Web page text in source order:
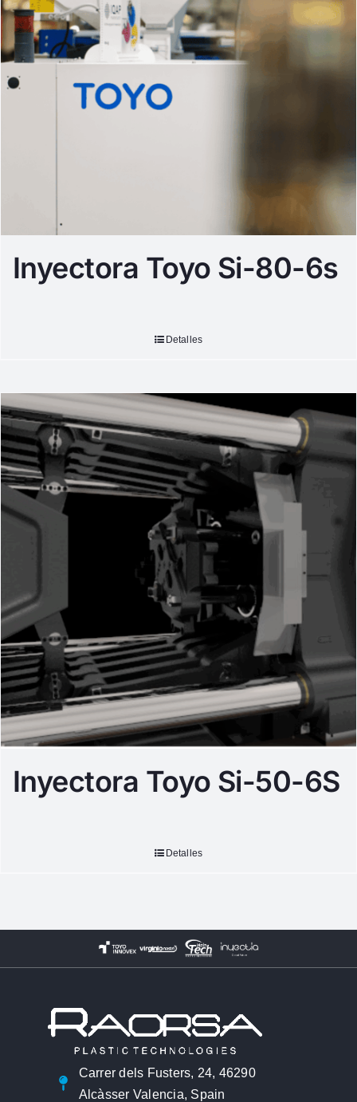
Inyectora Toyo Si-80-6s
Detalles
Inyectora Toyo Si-50-6S
Detalles
Carrer dels Fusters, 24, 46290
Alcàsser Valencia, Spain